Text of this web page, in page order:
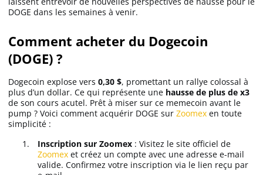
DOGE dans les semaines à venir.
Comment acheter du Dogecoin
(DOGE) ?
Dogecoin explose vers 0,30 $, promettant un rallye colossal à
plus d’un dollar. Ce qui représente une hausse de plus de x3
de son cours acutel. Prêt à miser sur ce memecoin avant le
pump ? Voici comment acquérir DOGE sur Zoomex en toute
simplicité :
Inscription sur Zoomex : Visitez le site officiel de
Zoomex et créez un compte avec une adresse e-mail
valide. Confirmez votre inscription via le lien reçu par